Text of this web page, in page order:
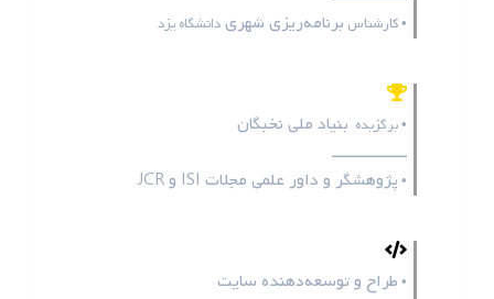
• کارشناس برنامه‌ریزی شهری دانشگاه یزد
• برگزیده بنیاد ملی نخبگان
ـــــــــــــــــ
• پژوهشگر و داور علمی مجلات ISI وJCR
• طراح و توسعه‌دهنده سایت